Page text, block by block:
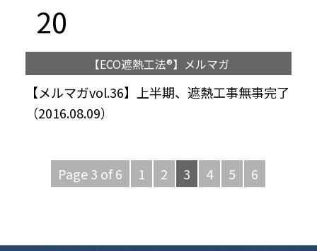
20
【ECO遮熱工法®】メルマガ
【メルマガvol.36】上半期、遮熱工事無事完了
（2016.08.09）
Page 3 of 6 1 2 3 4 5 6